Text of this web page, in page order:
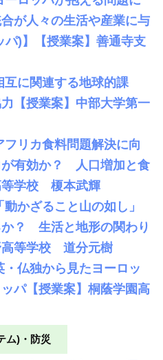
が人々の生活や産業に与
パ)】【授業案】善通寺支
に関連する地球的課
【授業案】中部大学第一
リカ食料問題解決に向
が有効か？ 人口増加と食
等学校 榎本武輝
ざること山の如し」
？ 生活と地形の関わり
高等学校 道分元樹
仏独から見たヨーロッ
パ【授業案】桐蔭学園高
ム)・防災